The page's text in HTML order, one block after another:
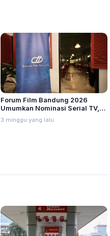
Forum Film Bandung 2026
Umumkan Nominasi Serial TV,
Web Hingga Pemeran Utama
Terpuji
3 minggu yang lalu